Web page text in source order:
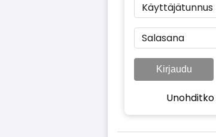
Käyttäjätunnus
Salasana
Kirjaudu